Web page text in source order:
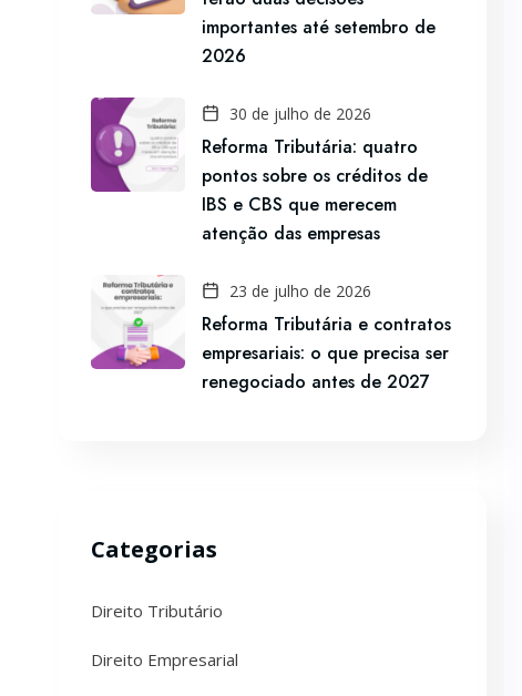
importantes até setembro de
2026
30 de julho de 2026
Reforma Tributária: quatro
pontos sobre os créditos de
IBS e CBS que merecem
atenção das empresas
23 de julho de 2026
Reforma Tributária e contratos
empresariais: o que precisa ser
renegociado antes de 2027
Categorias
Direito Tributário
Direito Empresarial